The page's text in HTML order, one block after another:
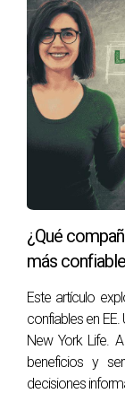
oportuno y
satisfecho con
sobre el costo.
Caso 3:
Marta eligió un
preventivos
Sin embargo,
utilizar su
del HMO. Este
de considerar
también cómo
médica en
Conclusión
¿Qué
más
Este artículo
confiables en
New York Life.
beneficios y
decisiones